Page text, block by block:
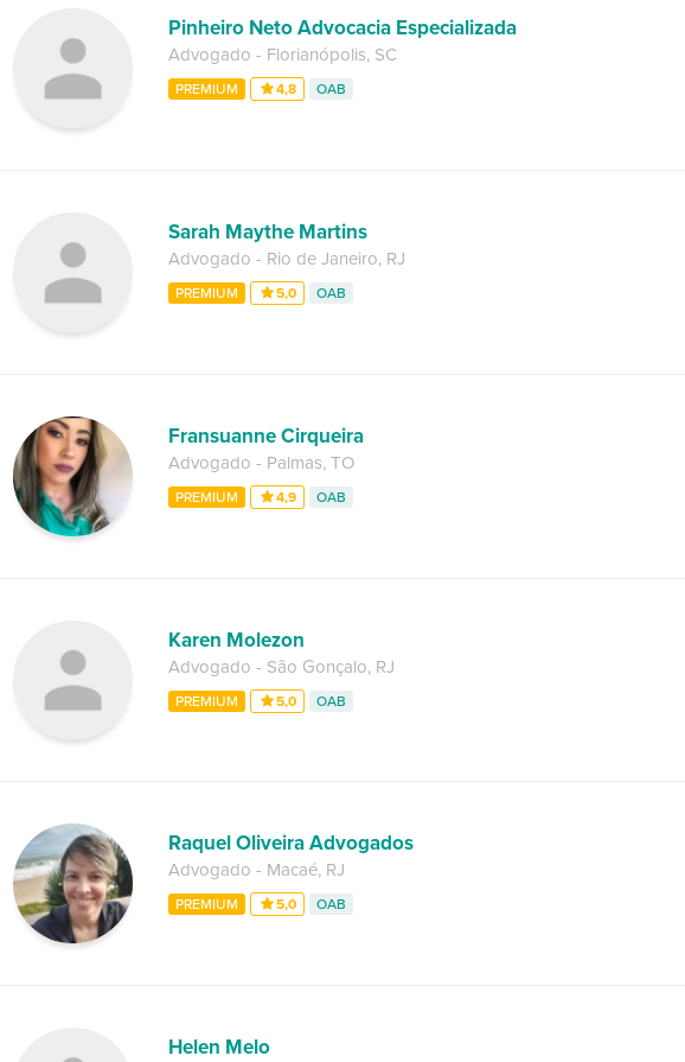
Pinheiro Neto Advocacia Especializada
Advogado - Florianópolis, SC
PREMIUM 4,8 OAB
Sarah Maythe Martins
Advogado - Rio de Janeiro, RJ
PREMIUM 5,0 OAB
Fransuanne Cirqueira
Advogado - Palmas, TO
PREMIUM 4,9 OAB
Karen Molezon
Advogado - São Gonçalo, RJ
PREMIUM 5,0 OAB
Raquel Oliveira Advogados
Advogado - Macaé, RJ
PREMIUM 5,0 OAB
Helen Melo